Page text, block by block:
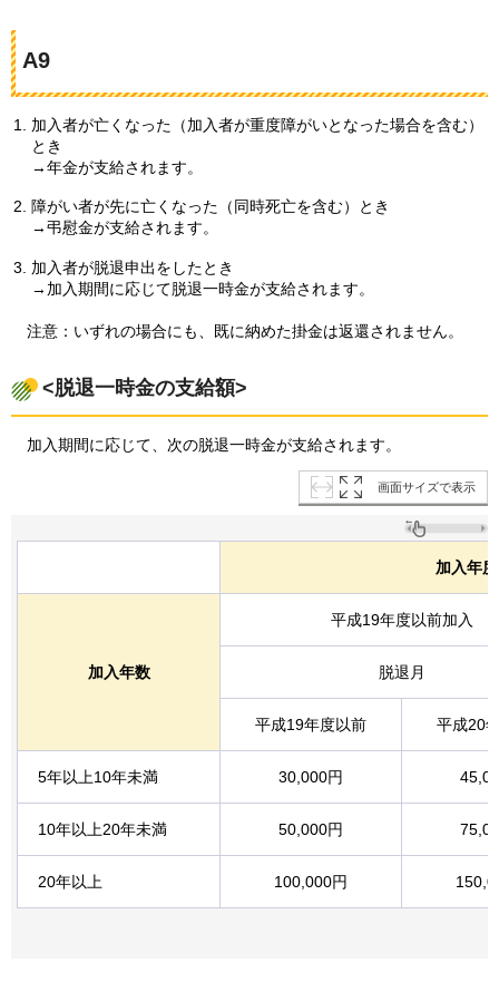
A9
加入者が亡くなった（加入者が重度障がいとなった場合を含む）
とき
→年金が支給されます。
障がい者が先に亡くなった（同時死亡を含む）とき
→弔慰金が支給されます。
加入者が脱退申出をしたとき
→加入期間に応じて脱退一時金が支給されます。
注意： いずれの場合にも、既に納めた掛金は返還されません。
<脱退一時金の支給額>
加入期間に応じて、次の脱退一時金が支給されます。
画面サイズで表示
加入年
加入年数
平成19年度以前加入
脱退月
平成19年度以前 平成20
5年以上10年未満 30,000円
10年以上20年未満 50,000円
20年以上 100,000円